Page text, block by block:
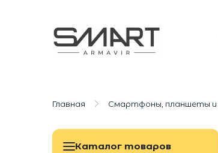
Главная Смартфоны, планшеты
Каталог товаров